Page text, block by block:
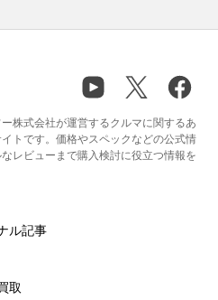
株式会社が運営するクルマに関するあ
トです。価格やスペックなどの公式情
レビューまで購入検討に役立つ情報を
ル記事
取